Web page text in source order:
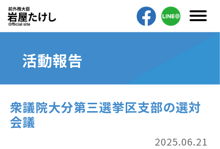
活動報告
衆議院大分第三選挙区支部の選対
会議
2025.06.21